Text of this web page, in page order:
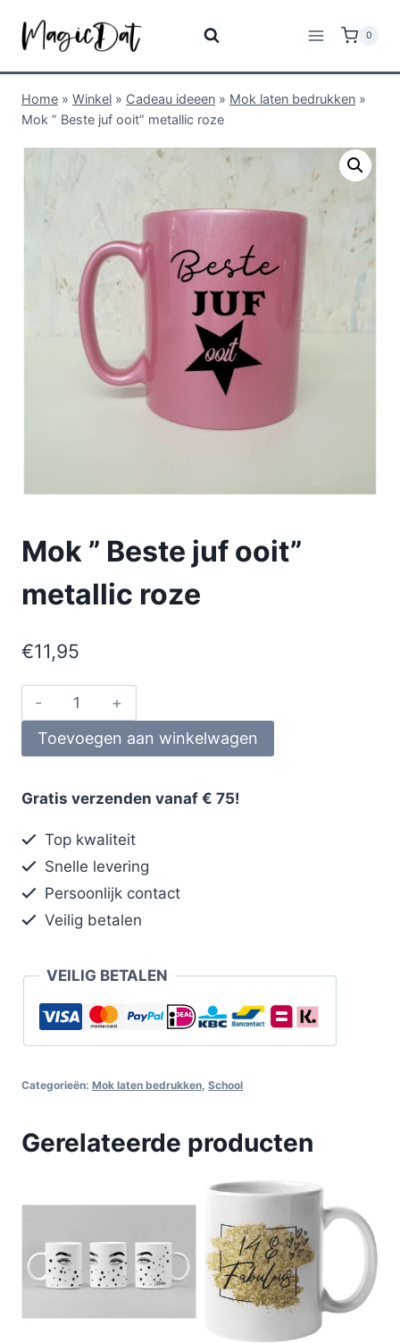
0
Home » Winkel » Cadeau ideeen » Mok laten bedrukken »
Mok ” Beste juf ooit” metallic roze
Mok ” Beste juf ooit”
metallic roze
€11,95
Toevoegen aan winkelwagen
Gratis verzenden vanaf € 75!
Top kwaliteit
Snelle levering
Persoonlijk contact
Veilig betalen
VEILIG BETALEN
Categorieën: Mok laten bedrukken School
Gerelateerde producten